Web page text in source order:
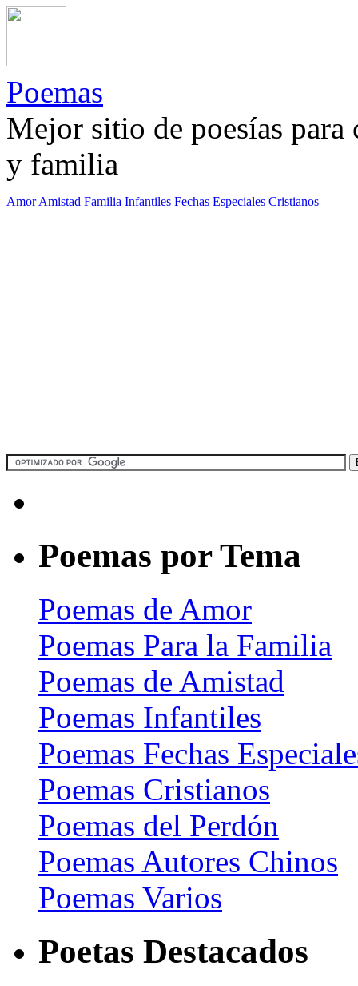
Poemas
Mejor sitio de poesías
y familia
Amor Amistad Familia Infantiles Fechas Especiales Cristianos
Poemas por Tema
Poemas de Amor
Poemas Para la Familia
Poemas de Amistad
Poemas Infantiles
Poemas Fechas
Poemas Cristianos
Poemas del Perdón
Poemas Autores Chinos
Poemas Varios
Poetas Destacados